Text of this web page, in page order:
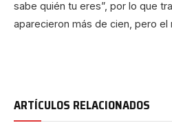
sabe quién tu eres”, por lo que
aparecieron más de cien, pero
ARTÍCULOS RELACIONADOS